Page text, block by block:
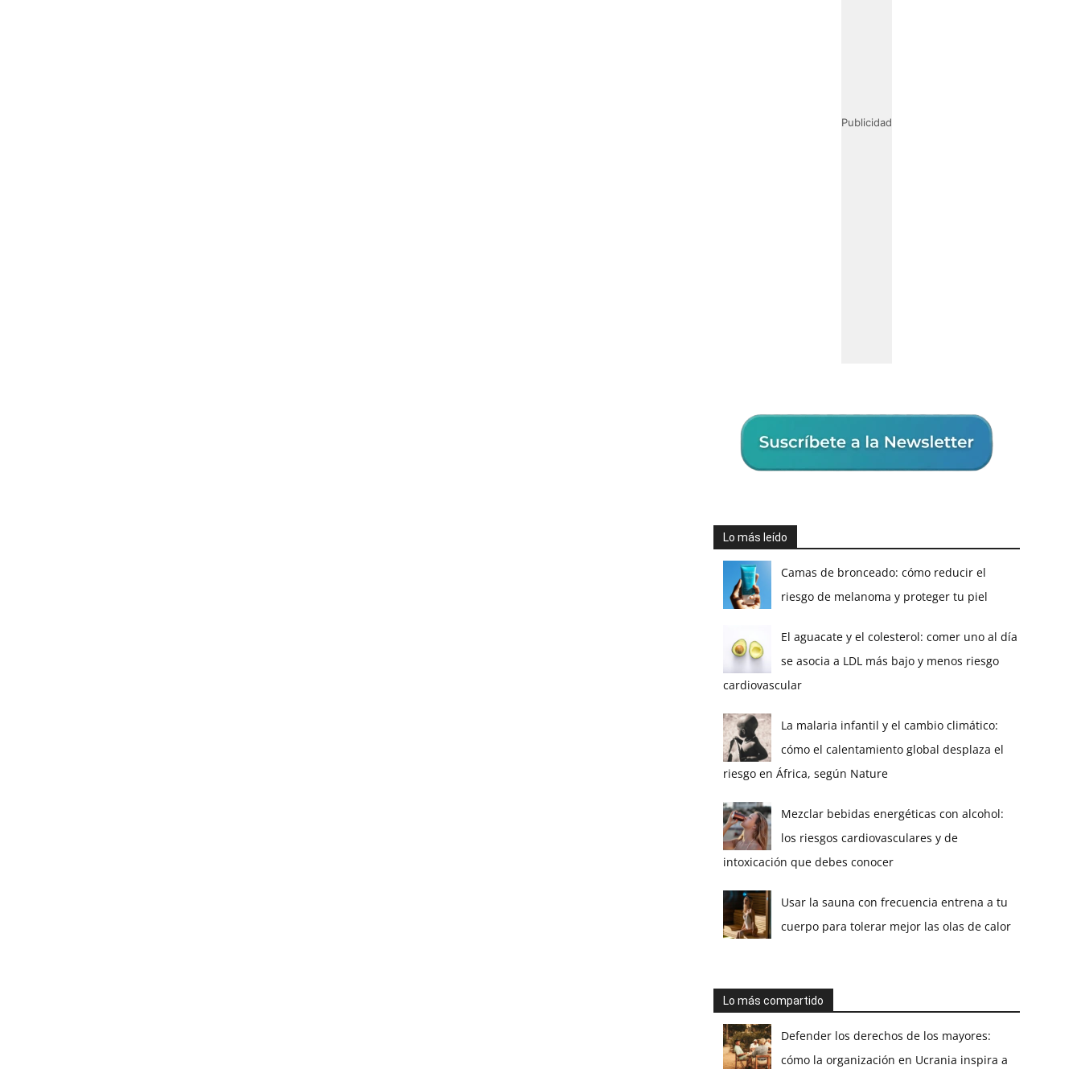
Publicidad
Lo más leído
Camas de bronceado: cómo reducir el
riesgo de melanoma y proteger tu piel
El aguacate y el colesterol: comer uno al día
se asocia a LDL más bajo y menos riesgo
cardiovascular
La malaria infantil y el cambio climático:
cómo el calentamiento global desplaza el
riesgo en África, según Nature
Mezclar bebidas energéticas con alcohol:
los riesgos cardiovasculares y de
intoxicación que debes conocer
Usar la sauna con frecuencia entrena a tu
cuerpo para tolerar mejor las olas de calor
Lo más compartido
Defender los derechos de los mayores:
cómo la organización en Ucrania inspira a